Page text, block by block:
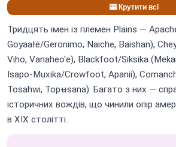
🎰 Крутити всі
Тридцять імен із племен Plains —
Goyaałé/Geronimo, Naiche, Baishan),
Viho, Vanaheo'e), Blackfoot/Siksika
Isapo-Muxika/Crowfoot, Apanii),
Tosahwi, Topʉsana). Багато з них —
історичних вождів, що чинили опір
в XIX столітті.